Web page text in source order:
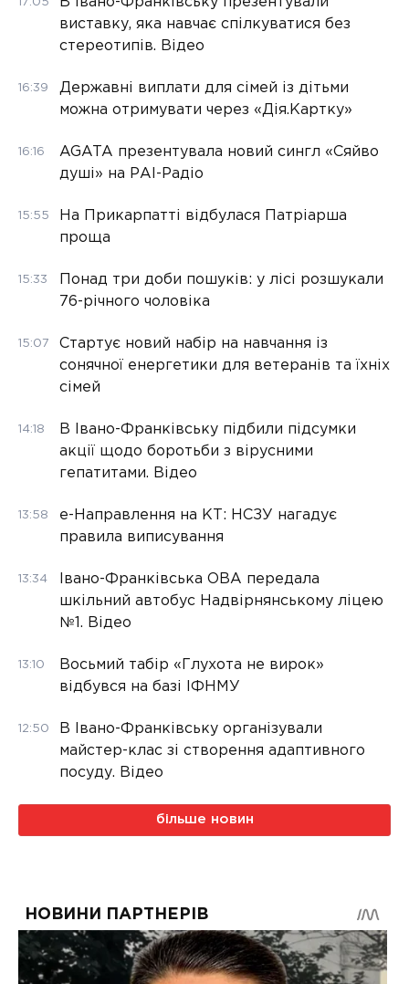
17:05
виставку, яка навчає спілкуватися без
стереотипів. Відео
16:39
Державні виплати для сімей із дітьми
можна отримувати через «Дія.Картку»
16:16
AGATA презентувала новий сингл «Сяйво
душі» на РАІ-Радіо
15:55
На Прикарпатті відбулася Патріарша
проща
15:33
Понад три доби пошуків: у лісі розшукали
76-річного чоловіка
15:07
Стартує новий набір на навчання із
сонячної енергетики для ветеранів та їхніх
сімей
14:18
В Івано-Франківську підбили підсумки
акції щодо боротьби з вірусними
гепатитами. Відео
13:58
е-Направлення на КТ: НСЗУ нагадує
правила виписування
13:34
Івано-Франківська ОВА передала
шкільний автобус Надвірнянському ліцею
№1. Відео
13:10
Восьмий табір «Глухота не вирок»
відбувся на базі ІФНМУ
12:50
В Івано-Франківську організували
майстер-клас зі створення адаптивного
посуду. Відео
більше новин